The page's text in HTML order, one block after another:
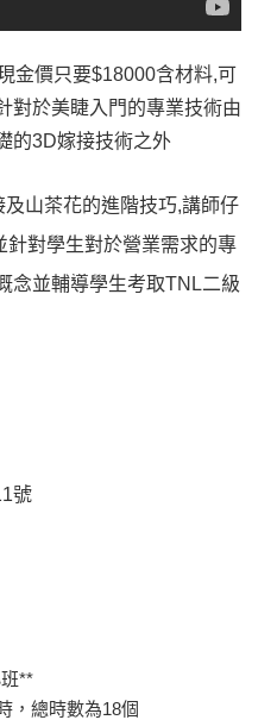
金價只要$18000含材料,可
對於美睫入門的專業技術由
的3D嫁接技術之外
山茶花的進階技巧,講師仔
對學生對於營業需求的專
念並輔導學生考取TNL二級
號
**
，總時數為18個